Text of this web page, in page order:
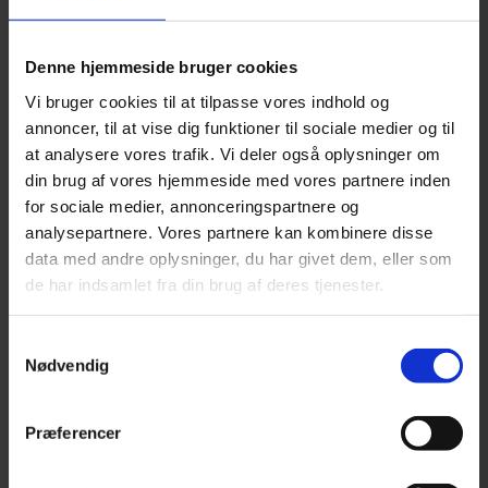
Denne hjemmeside bruger cookies
Vi bruger cookies til at tilpasse vores indhold og
annoncer, til at vise dig funktioner til sociale medier og til
at analysere vores trafik. Vi deler også oplysninger om
din brug af vores hjemmeside med vores partnere inden
for sociale medier, annonceringspartnere og
analysepartnere. Vores partnere kan kombinere disse
data med andre oplysninger, du har givet dem, eller som
de har indsamlet fra din brug af deres tjenester.
Nødvendig
Præferencer
Varekategori:Godbidder og snacks,Hund
Varebeskrivelse Produktinformation
Oksehovedhud ekstra hårdt
Denne naturlige oksehud er lavet af 100% oksekød og indeholder
ingen kunstige farvestoffer eller konserveringsmidler. Det er
omhyggeligt ekstra tørret (dehydreret) uden røg eller krydderier for
at kunne give hundene et helt rent produkt.
Den bedste rene smag alle hunde bliver glade for.
Fordele:
100% oksekød.
Ingen kunstige tilsætningsstoffer.
En god tandbørste for hunde